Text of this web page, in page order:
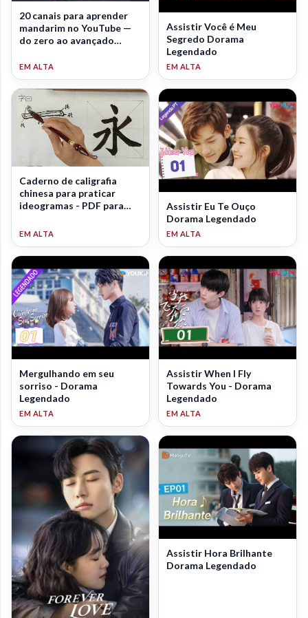
20 canais para aprender
mandarim no YouTube —
do zero ao avançado
Assistir Você é Meu
Segredo Dorama
Legendado
Caderno de caligrafia
chinesa para praticar
ideogramas - PDF para
Assistir Eu Te Ouço
Dorama Legendado
Mergulhando em seu
sorriso - Dorama
Legendado
Assistir When I Fly
Towards You - Dorama
Legendado
Assistir Hora Brilhante
Dorama Legendado